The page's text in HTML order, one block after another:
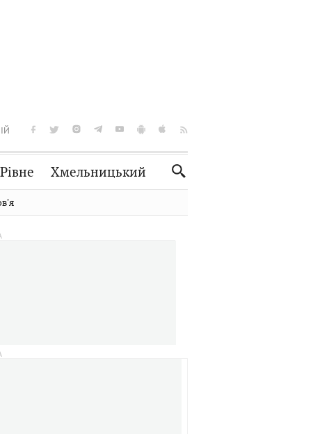
Рівне Хмельницький
Словко